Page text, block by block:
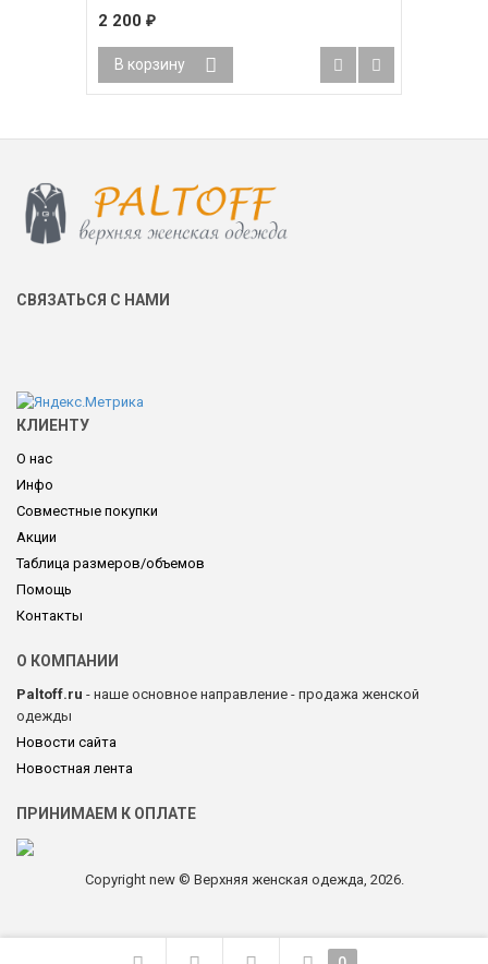
2 200 ₽
В корзину
СВЯЗАТЬСЯ С НАМИ
КЛИЕНТУ
О нас
Инфо
Совместные покупки
Акции
Таблица размеров/объемов
Помощь
Контакты
О КОМПАНИИ
Paltoff.ru - наше основное направление - продажа женской
одежды
Новости сайта
Новостная лента
ПРИНИМАЕМ К ОПЛАТЕ
Copyright new © Верхняя женская одежда, 2026.